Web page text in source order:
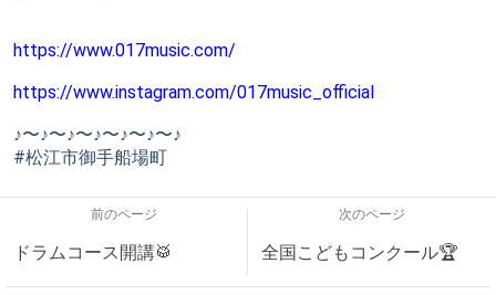
https://www.017music.com/
https://www.instagram.com/017music_official
♪〜♪〜♪〜♪〜♪〜♪〜♪
#松江市御手船場町
前のページ
ドラムコース開講🥁
次のページ
全国こどもコンクール🏆